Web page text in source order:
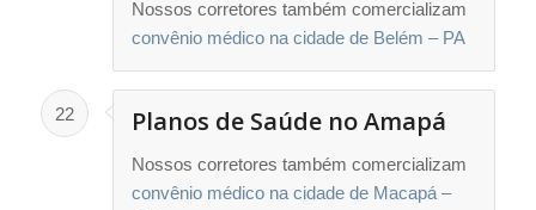
Nossos corretores também comercializam
convênio médico na cidade de Belém – PA
22 Planos de Saúde no Amapá
Nossos corretores também comercializam
convênio médico na cidade de Macapá –